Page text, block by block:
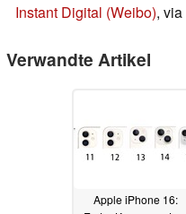
Instant Digital (Weibo), via
Verwandte Artikel
Apple iPhone 16: